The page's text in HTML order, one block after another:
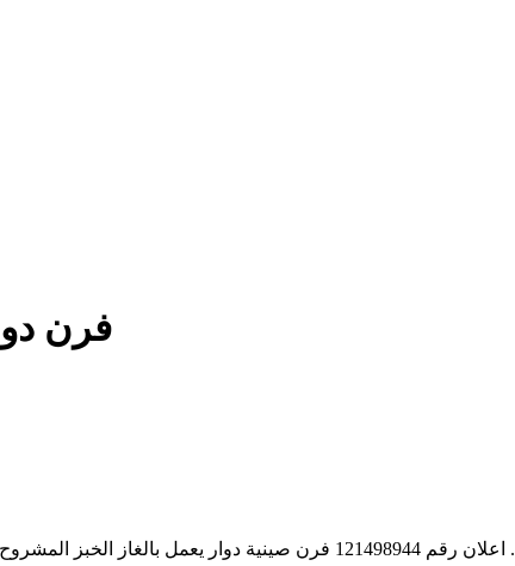
فرن
فرن دوار صغير غير مباشر فرن صينية دوار حجري من الداخل معدني من الخارج . اعلان